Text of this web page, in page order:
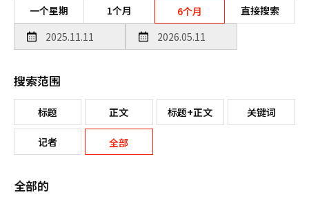
一个星期 1个月 6个月 直接搜索
搜索范围
标题 正文 标题+正文 关键词
记者 全部
全部的